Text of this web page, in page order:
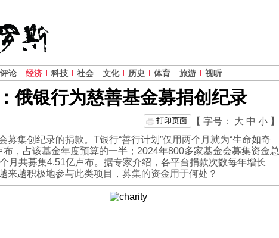
评论 经济 科技 社会 文化 历史 体育 旅游 视听
俄银行为慈善基金募捐创纪录
【 字号： 大 中 小 】
打印页面
募集创纪录的捐款。T银行“善行计划”仅用两个月就为“生命如奇
布，占该基金年度预算的一半；2024年800多家基金会募集资金总
月共募集4.51亿卢布。据专家介绍，各平台捐款次数每年增长
来越积极地参与此类项目，募集的资金用于何处？